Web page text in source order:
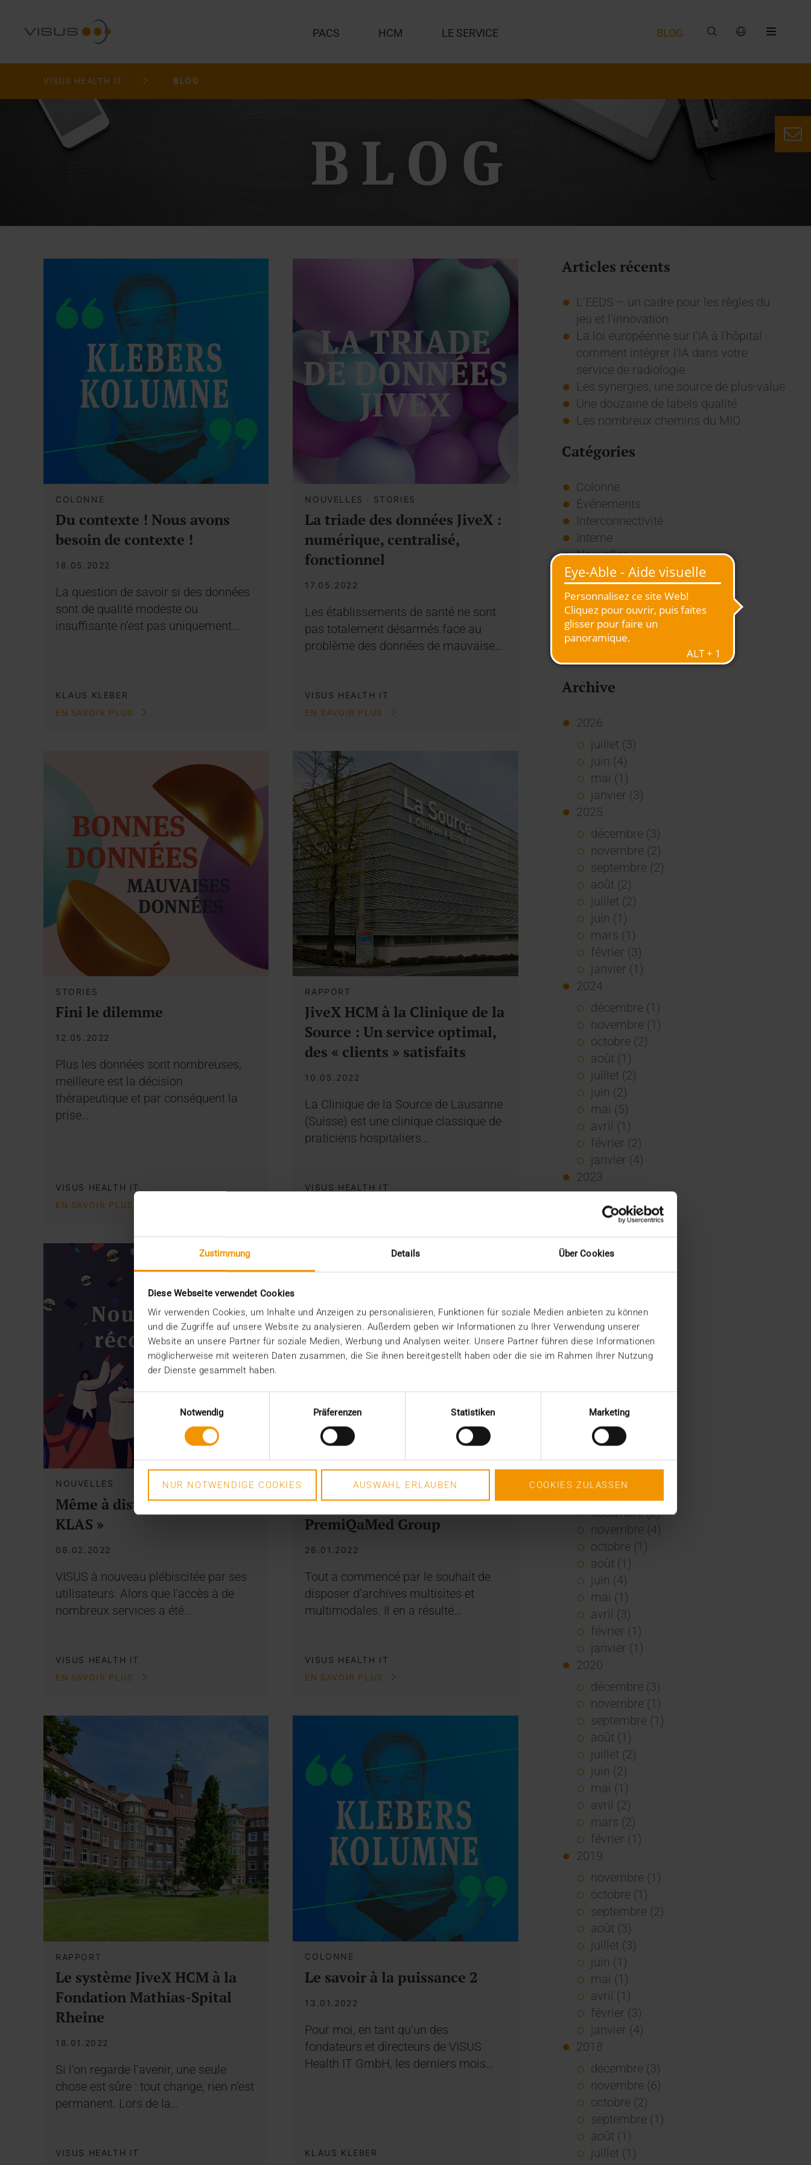
Zustimmung Details Über Cookies
Diese Webseite verwendet Cookies
Wir verwenden Cookies, um Inhalte und Anzeigen zu personalisieren, Funktionen für soziale Medien anbieten zu können
und die Zugriffe auf unsere Website zu analysieren. Außerdem geben wir Informationen zu Ihrer Verwendung unserer
Website an unsere Partner für soziale Medien, Werbung und Analysen weiter. Unsere Partner führen diese Informationen
möglicherweise mit weiteren Daten zusammen, die Sie ihnen bereitgestellt haben oder die sie im Rahmen Ihrer Nutzung
der Dienste gesammelt haben.
Einwilligungsauswahl
Notwendig
Präferenzen Statistiken Marketing
NUR NOTWENDIGE COOKIES AUSWAHL ERLAUBEN COOKIES ZULASSEN
PACS HCM LE SERVICE BLOG
VISUS HEALTH IT BLOG
COLONNE
Du contexte ! Nous avons
besoin de contexte !
18.05.2022
La question de savoir si des données
sont de qualité modeste ou
insuffisante n’est pas uniquement…
KLAUS KLEBER
EN SAVOIR PLUS
NOUVELLES · STORIES
La triade des données JiveX :
numérique, centralisé,
fonctionnel
17.05.2022
Les établissements de santé ne sont
pas totalement désarmés face au
problème des données de mauvaise…
VISUS HEALTH IT
EN SAVOIR PLUS
STORIES
Fini le dilemme
12.05.2022
Plus les données sont nombreuses,
meilleure est la décision
thérapeutique et par conséquent la
prise…
VISUS HEALTH IT
EN SAVOIR PLUS
RAPPORT
JiveX HCM à la Clinique de la
Source : Un service optimal,
des « clients » satisfaits
10.05.2022
La Clinique de la Source de Lausanne
(Suisse) est une clinique classique de
praticiens hospitaliers…
VISUS HEALTH IT
NOUVELLES
Même à distance – « Best in
KLAS »
08.02.2022
VISUS à nouveau plébiscitée par ses
utilisateurs. Alors que l'accès à de
nombreux services a été…
VISUS HEALTH IT
EN SAVOIR PLUS
JiveX au sein de
PremiQaMed Group
26.01.2022
Tout a commencé par le souhait de
disposer d’archives multisites et
multimodales. Il en a résulté…
VISUS HEALTH IT
EN SAVOIR PLUS
RAPPORT
Le système JiveX HCM à la
Fondation Mathias-Spital
Rheine
18.01.2022
Si l’on regarde l’avenir, une seule
chose est sûre : tout change, rien n’est
permanent. Lors de la…
VISUS HEALTH IT
COLONNE
Le savoir à la puissance 2
13.01.2022
Pour moi, en tant qu’un des
fondateurs et directeurs de VISUS
Health IT GmbH, les derniers mois…
KLAUS KLEBER
Articles récents
L’EEDS – un cadre pour les règles du
jeu et l’innovation
La loi européenne sur l'IA à l'hôpital :
comment intégrer l'IA dans votre
service de radiologie
Les synergies, une source de plus-value
Une douzaine de labels qualité
Les nombreux chemins du MIO
Catégories
Colonne
Événements
Interconnectivité
Interne
Nouvelles
Presse
Rapport
RSE
Stories
Usage des Standards
Archive
2026
juillet (3)
juin (4)
mai (1)
janvier (3)
2025
décembre (3)
novembre (2)
septembre (2)
août (2)
juillet (2)
juin (1)
mars (1)
février (3)
janvier (1)
2024
décembre (1)
novembre (1)
octobre (2)
août (1)
juillet (2)
juin (2)
mai (5)
avril (1)
février (2)
janvier (4)
2023
novembre (5)
août (1)
mars (1)
février (1)
janvier (2)
décembre (2)
novembre (1)
juin (1)
mai (5)
février (1)
janvier (3)
2021
décembre (2)
novembre (4)
octobre (1)
août (1)
juin (4)
mai (1)
avril (3)
février (1)
janvier (1)
2020
décembre (3)
novembre (1)
septembre (1)
août (1)
juillet (2)
juin (2)
mai (1)
avril (2)
mars (2)
février (1)
2019
novembre (1)
octobre (1)
septembre (2)
août (3)
juillet (3)
juin (1)
mai (1)
avril (1)
février (3)
janvier (4)
2018
décembre (3)
novembre (6)
octobre (2)
septembre (1)
août (1)
juillet (1)